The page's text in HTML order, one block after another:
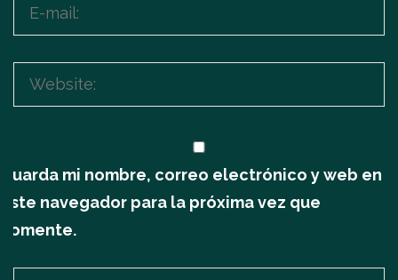
Guarda mi nombre, correo electrónico y web en
este navegador para la próxima vez que
comente.